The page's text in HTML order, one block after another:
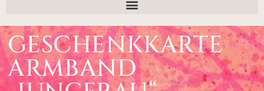
GESCHENKKARTE
ARMBAND